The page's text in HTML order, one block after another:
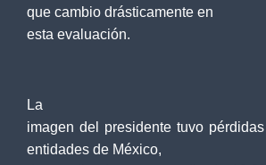
que cambio drásticamente en
esta evaluación.
La
imagen del presidente tuvo
entidades de México,